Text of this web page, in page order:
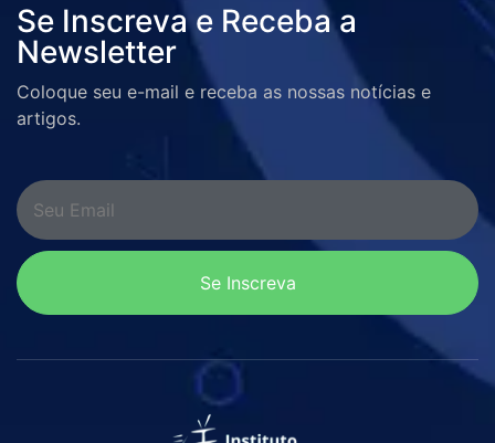
Se Inscreva e Receba a
Newsletter
Coloque seu e-mail e receba as nossas notícias e
artigos.
Se Inscreva